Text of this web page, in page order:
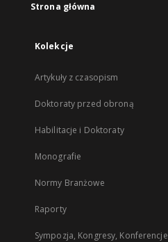
Strona główna
Kolekcje
Artykuły z czasopism
Doktoraty przed obroną
Habilitacje i Doktoraty
Monografie
Normy Branżowe
Raporty
Sympozja, Kongresy, Konferencje